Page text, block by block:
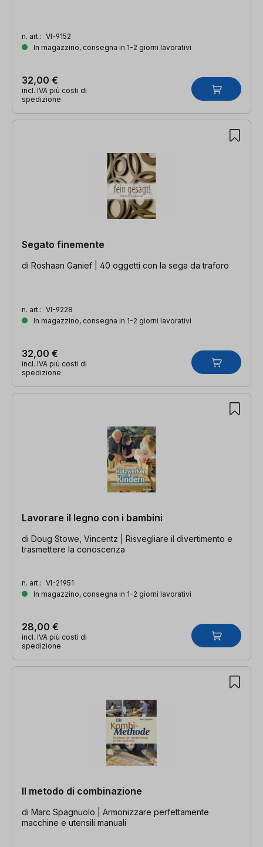
n. art.: VI-9152
In magazzino, consegna in 1-2 giorni lavorativi
32,00 €
incl. IVA più costi di
spedizione
Segato finemente
di Roshaan Ganief | 40 oggetti con la sega da traforo
n. art.: VI-9228
In magazzino, consegna in 1-2 giorni lavorativi
32,00 €
incl. IVA più costi di
spedizione
Lavorare il legno con i bambini
di Doug Stowe, Vincentz | Risvegliare il divertimento e
trasmettere la conoscenza
n. art.: VI-21951
In magazzino, consegna in 1-2 giorni lavorativi
28,00 €
incl. IVA più costi di
spedizione
Il metodo di combinazione
di Marc Spagnuolo | Armonizzare perfettamente
macchine e utensili manuali